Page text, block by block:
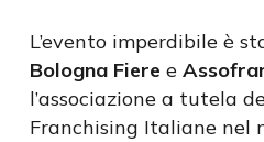
L’evento imperdibile è
Bologna Fiere e
l’associazione a tutela
Franchising Italiane nel